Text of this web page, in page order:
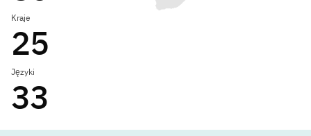
Kraje
25
Języki
33